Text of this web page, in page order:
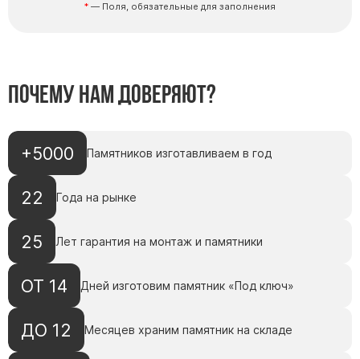
— Поля, обязательные для заполнения
Почему нам доверяют?
+5000 Памятников изготавливаем в год
22 Года на рынке
25 Лет гарантия на монтаж и памятники
ОТ 14 Дней изготовим памятник «Под ключ»
ДО 12 Месяцев храним памятник на складе